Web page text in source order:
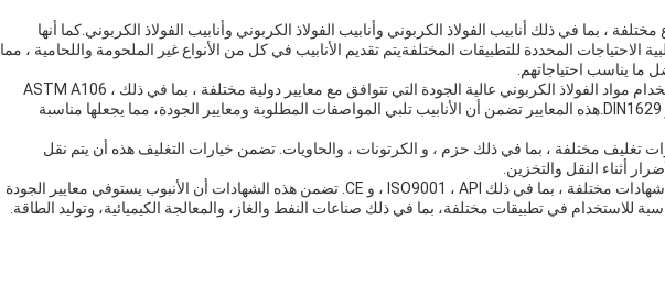
، بما في ذلك أنابيب الفولاذ الكربوني وأنابيب الفولاذ الكربوني وأنابيب الفولاذ الكربوني.كما أنها
الاحتياجات المحددة للتطبيقات المختلفةيتم تقديم الأنابيب في كل من الأنواع غير الملحومة واللحامية ، مما
ما يناسب احتياجاتهم.
يتم تصنيع أنابيب الفولاذ الكربوني باستخدام مواد الفولاذ الكربوني عالية الجودة التي تتوافق مع معايير دولية مختلفة ، بما في ذلك ASTM A106 ،
ASTM A53 ، API 5L ، DIN17175 ، و DIN1629.هذه المعايير تضمن أن الأنابيب تلبي المواصفات المطلوبة ومعايير الجودة، مما يجعلها مناسبة
تغليف مختلفة ، بما في ذلك حزم ، و الكرتونات ، والحاويات. تضمن خيارات التغليف هذه أن يتم نقل
أثناء النقل والتخزين.
تتوفر أنابيب الفولاذ الكربوني أيضًا مع شهادات مختلفة ، بما في ذلك ISO9001 ، API ، و CE. تضمن هذه الشهادات أن الأنبوب يستوفي معايير الجودة
للاستخدام في تطبيقات مختلفة، بما في ذلك صناعات النفط والغاز، والمعالجة الكيميائية، وتوليد الطاقة.